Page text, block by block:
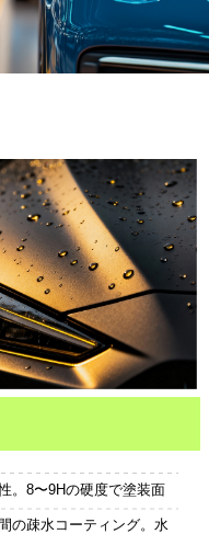
。8〜9Hの硬度で塗装面
の疎水コーティング。水